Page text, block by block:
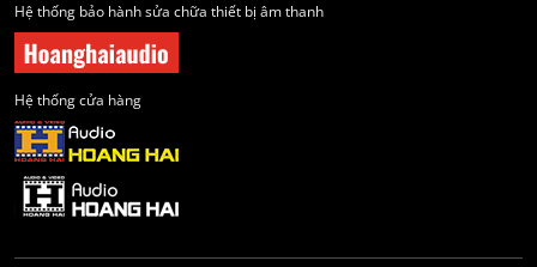
Hệ thống bảo hành sửa chữa thiết bị âm thanh
Hệ thống cửa hàng